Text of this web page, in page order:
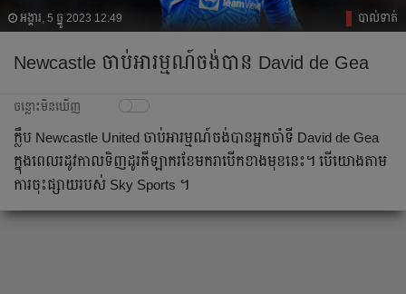
អង្គារ, 5 ធ្នូ 2023 12:49 បាល់ទាត់
Newcastle ចាប់​អារម្មណ៍​ចង់​បាន​ David de Gea
ចន្លោះមិនឃើញ
ក្លឹប​ Newcastle United ចាប់​អារម្មណ៍​ចង់​បាន​អ្នកចាំទី​ David de Gea
ក្នុង​ពេល​រដូវកាល​ទិញ​ដូរ​កីឡាករ​ខែ​មករា​បើក​ខាង​មុខ​នេះ​។ បើ​យោង​តាម​
ការ​ចុះ​ផ្សាយ​របស់​ Sky Sports ។